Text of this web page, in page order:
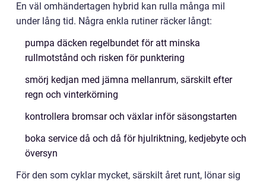
En väl omhändertagen hybrid kan rulla många mil
under lång tid. Några enkla rutiner räcker långt:
pumpa däcken regelbundet för att minska
rullmotstånd och risken för punktering
smörj kedjan med jämna mellanrum, särskilt efter
regn och vinterkörning
kontrollera bromsar och växlar inför säsongstarten
boka service då och då för hjulriktning, kedjebyte och
översyn
För den som cyklar mycket, särskilt året runt, lönar sig